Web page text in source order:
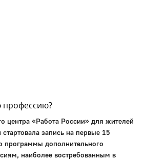
профессию?
центра «Работа России» для жителей
запись на первые 15
программы дополнительного
наиболее востребованным в